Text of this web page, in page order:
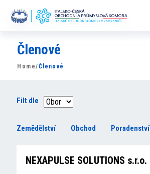
Komora
News
Události
Partneři
Členové
Home/Členové
Filt dle
Zemědělství Obchod Poradenství
NEXAPULSE SOLUTIONS s.r.o.